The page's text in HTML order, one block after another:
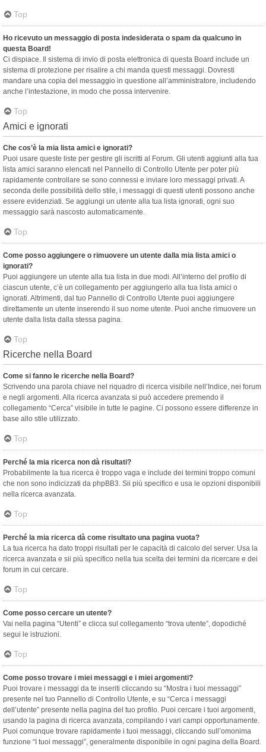
Top
Ho ricevuto un messaggio di posta indesiderata o spam da qualcuno in
questa Board!
Ci dispiace. Il sistema di invio di posta elettronica di questa Board include un
sistema di protezione per risalire a chi manda questi messaggi. Dovresti
mandare una copia del messaggio in questione all’amministratore, includendo
anche l’intestazione, in modo che possa intervenire.
Top
Amici e ignorati
Che cos’è la mia lista amici e ignorati?
Puoi usare queste liste per gestire gli iscritti al Forum. Gli utenti aggiunti alla tua
lista amici saranno elencati nel Pannello di Controllo Utente per poter più
rapidamente controllare se sono connessi e inviare loro messaggi privati. A
seconda delle possibilità dello stile, i messaggi di questi utenti possono anche
essere evidenziati. Se aggiungi un utente alla tua lista ignorati, ogni suo
messaggio sarà nascosto automaticamente.
Top
Come posso aggiungere o rimuovere un utente dalla mia lista amici o
ignorati?
Puoi aggiungere un utente alla tua lista in due modi. All’interno del profilo di
ciascun utente, c’è un collegamento per aggiungerlo alla tua lista amici o
ignorati. Altrimenti, dal tuo Pannello di Controllo Utente puoi aggiungere
direttamente un utente inserendo il suo nome utente. Puoi anche rimuovere un
utente dalla lista dalla stessa pagina.
Top
Ricerche nella Board
Come si fanno le ricerche nella Board?
Scrivendo una parola chiave nel riquadro di ricerca visibile nell’Indice, nei forum
e negli argomenti. Alla ricerca avanzata si può accedere premendo il
collegamento “Cerca” visibile in tutte le pagine. Ci possono essere differenze in
base allo stile utilizzato.
Top
Perché la mia ricerca non dà risultati?
Probabilmente la tua ricerca è troppo vaga e include dei termini troppo comuni
che non sono indicizzati da phpBB3. Sii più specifico e usa le opzioni disponibili
nella ricerca avanzata.
Top
Perché la mia ricerca dà come risultato una pagina vuota?
La tua ricerca ha dato troppi risultati per le capacità di calcolo del server. Usa la
ricerca avanzata e sii più specifico nella tua scelta dei termini da ricercare e dei
forum in cui cercare.
Top
Come posso cercare un utente?
Vai nella pagina “Utenti” e clicca sul collegamento “trova utente”, dopodiché
segui le istruzioni.
Top
Come posso trovare i miei messaggi e i miei argomenti?
Puoi trovare i messaggi da te inseriti cliccando su “Mostra i tuoi messaggi”
presente nel tuo Pannello di Controllo Utente, e su “Cerca i messaggi
dell’utente” presente nella pagina del tuo profilo. Puoi cercare i tuoi argomenti,
usando la pagina di ricerca avanzata, compilando i vari campi opportunamente.
Puoi comunque trovare rapidamente i tuoi messaggi, cliccando sull’omonima
funzione “I tuoi messaggi”, generalmente disponibile in ogni pagina della Board.